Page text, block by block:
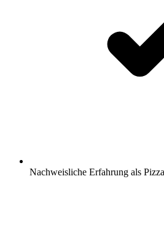
Nachweisliche Erfahrung als